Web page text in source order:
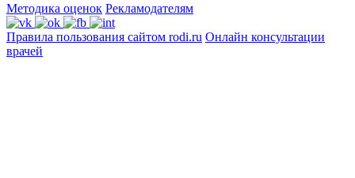
Методика оценок Рекламодателям
Правила пользования сайтом rodi.ru Онлайн консультации
врачей